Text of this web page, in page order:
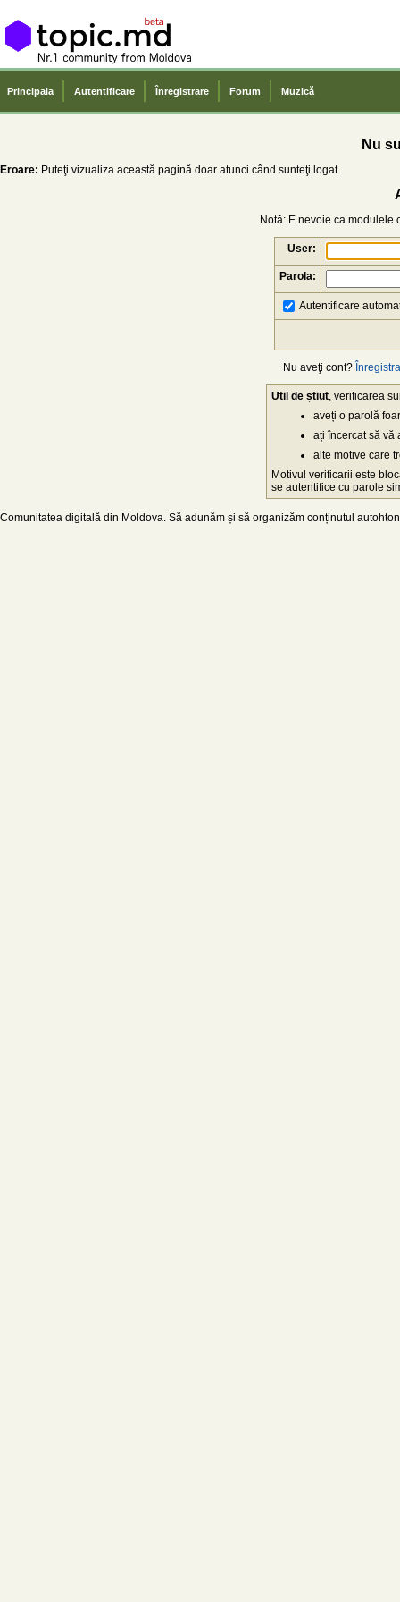
Principala Autentificare Înregistrare Forum Muzică
Nu
Eroare: Puteţi vizualiza această pagină doar atunci când sunteţi logat.
Notă: E nevoie ca modulele
User:
Parola:
Autentificare
Nu aveţi cont?
Util de știut , verificarea
aveți o parolă
ați încercat să vă
alte motive care
Motivul verificarii este
se autentifice cu parole
Comunitatea digitală din Moldova. Să adunăm și să organizăm conținutul